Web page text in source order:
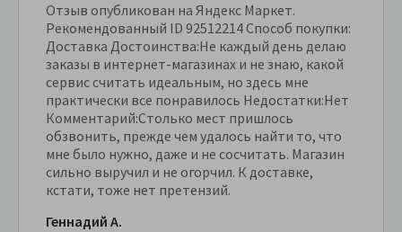
Отзыв опубликован на Яндекс Маркет.
Рекомендованный ID 92512214 Способ покупки:
Доставка Достоинства:Не каждый день делаю
заказы в интернет-магазинах и не знаю, какой
сервис считать идеальным, но здесь мне
практически все понравилось Недостатки:Нет
Комментарий:Столько мест пришлось
обзвонить, прежде чем удалось найти то, что
мне было нужно, даже и не сосчитать. Магазин
сильно выручил и не огорчил. К доставке,
кстати, тоже нет претензий.
Геннадий А.